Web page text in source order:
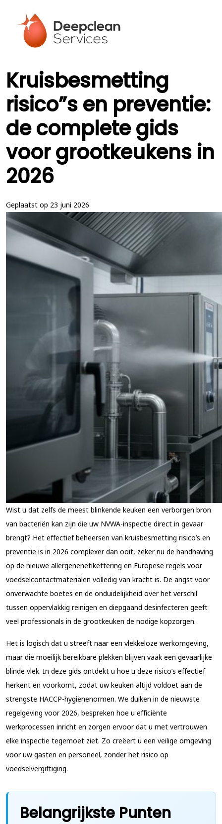
Kruisbesmetting
risico”s en preventie:
de complete gids
voor grootkeukens in
2026
Geplaatst op 23 juni 2026
Wist u dat zelfs de meest blinkende keuken een verborgen bron
van bacteriën kan zijn die uw NVWA-inspectie direct in gevaar
brengt? Het effectief beheersen van kruisbesmetting risico’s en
preventie is in 2026 complexer dan ooit, zeker nu de handhaving
op de nieuwe allergenenetikettering en Europese regels voor
voedselcontactmaterialen volledig van kracht is. De angst voor
onverwachte boetes en de onduidelijkheid over het verschil
tussen oppervlakkig reinigen en diepgaand desinfecteren geeft
veel professionals in de grootkeuken de nodige kopzorgen.
Het is logisch dat u streeft naar een vlekkeloze werkomgeving,
maar die moeilijk bereikbare plekken blijven vaak een gevaarlijke
blinde vlek. In deze gids ontdekt u hoe u deze risico’s effectief
herkent en voorkomt, zodat uw keuken altijd voldoet aan de
strengste HACCP-hygiënenormen. We duiken in de nieuwste
regelgeving voor 2026, bespreken hoe u efficiënte
werkprocessen inricht en zorgen ervoor dat u met vertrouwen
elke inspectie tegemoet ziet. Zo creëert u een veilige omgeving
voor uw gasten en personeel, zonder het risico op
voedselvergiftiging.
Belangrijkste Punten